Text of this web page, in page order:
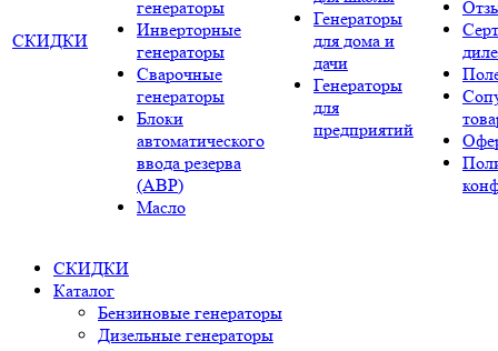
СКИДКИ
генераторы
Инверторные
генераторы
Сварочные
генераторы
Блоки
автоматического
ввода резерва
(АВР)
Масло
Генераторы
для дома и
дачи
Генераторы
для
предприятий
СКИДКИ
Каталог
Бензиновые генераторы
Дизельные генераторы